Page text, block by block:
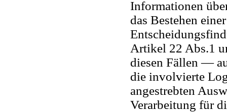
Informationen
das Bestehen
Artikel 22 Abs.1
diesen Fällen —
die involvierte
angestrebten
Verarbeitung für